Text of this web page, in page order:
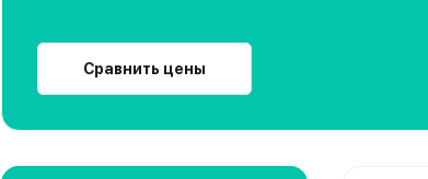
Сравнить цены